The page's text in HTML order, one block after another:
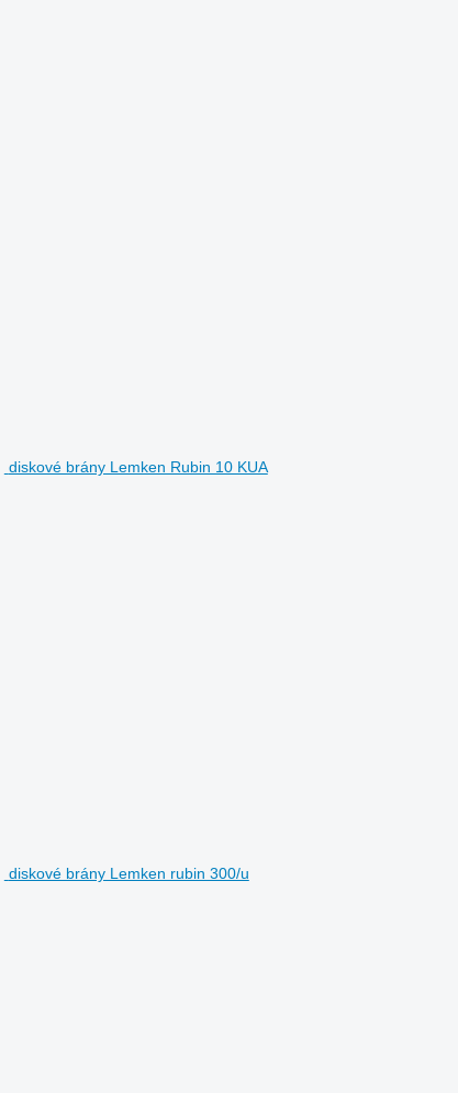
diskové brány Lemken Rubin 10 KUA
diskové brány Lemken rubin 300/u